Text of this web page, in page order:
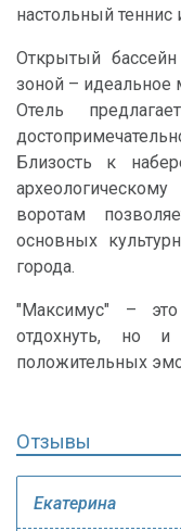
настольный
Открытый
зоной – идеальное
Отель
Близость к
воротам
основных
города.
"Максимус" –
отдохнуть, но и
положительных
Отзывы
Екатерина